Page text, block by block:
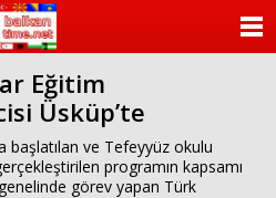
Eğitim
Üsküp’te
başlatılan ve Tefeyyüz okulu
programın kapsamı
görev yapan Türk
ANKETLER